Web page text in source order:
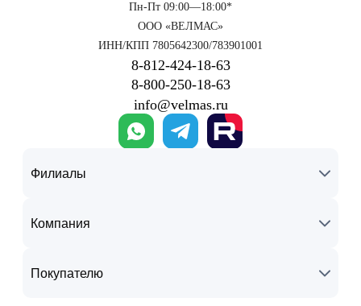
Пн-Пт 09:00—18:00*
ООО «ВЕЛМАС»
ИНН/КПП 7805642300/783901001
8‑812‑424‑18‑63
8‑800‑250‑18‑63
info@velmas.ru
Филиалы
Компания
Покупателю